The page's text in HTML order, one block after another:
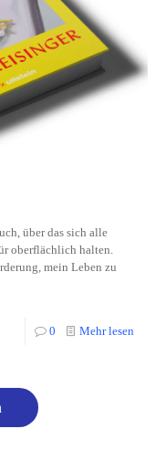
über das sich alle
oberflächlich halten.
mein Leben zu
0 Mehr lesen